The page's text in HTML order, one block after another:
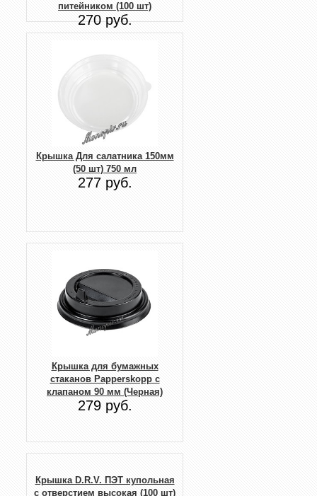
питейником (100 шт)
270 руб.
Крышка Для салатника 150мм
(50 шт) 750 мл
277 руб.
Крышка для бумажных
стаканов Papperskopp с
клапаном 90 мм (Черная)
279 руб.
Крышка D.R.V. ПЭТ купольная
с отверстием высокая (100 шт)